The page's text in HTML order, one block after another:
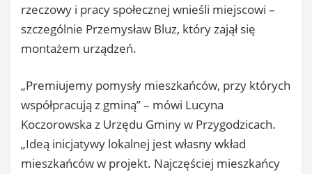
rzeczowy i pracy społecznej wnieśli miejscowi –
szczególnie Przemysław Bluz, który zajął się
montażem urządzeń.
„Premiujemy pomysły mieszkańców, przy których
współpracują z gminą” – mówi Lucyna
Koczorowska z Urzędu Gminy w Przygodzicach.
„Ideą inicjatywy lokalnej jest własny wkład
mieszkańców w projekt. Najczęściej mieszkańcy